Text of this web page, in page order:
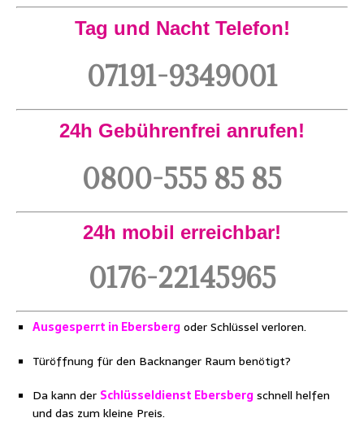
Tag und Nacht Telefon!
07191-9349001
24h Gebührenfrei anrufen!
0800-555 85 85
24h mobil erreichbar!
0176-22145965
Ausgesperrt in Ebersbergoder Schlüssel verloren.
Türöffnung für den Backnanger Raum benötigt?
Da kann der Schlüsseldienst Ebersbergschnell helfen
und das zum kleine Preis.